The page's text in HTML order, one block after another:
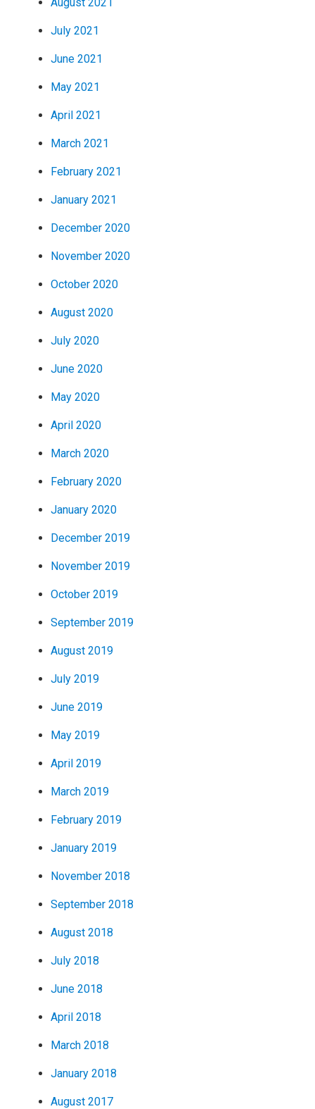
July 2021
June 2021
May 2021
April 2021
March 2021
February 2021
January 2021
December 2020
November 2020
October 2020
August 2020
July 2020
June 2020
May 2020
April 2020
March 2020
February 2020
January 2020
December 2019
November 2019
October 2019
September 2019
August 2019
July 2019
June 2019
May 2019
April 2019
March 2019
February 2019
January 2019
November 2018
September 2018
August 2018
July 2018
June 2018
April 2018
March 2018
January 2018
August 2017